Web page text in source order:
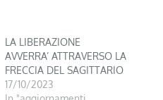
LA LIBERAZIONE
AVVERRA’ ATTRAVERSO LA
FRECCIA DEL SAGITTARIO
17/10/2023